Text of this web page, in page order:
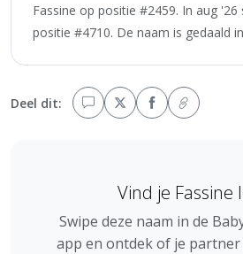
Fassine op positie #2459. In aug
positie #4710. De naam is gedaald
Deel dit:
Vind je Fassine
Swipe deze naam in de
app en ontdek of je